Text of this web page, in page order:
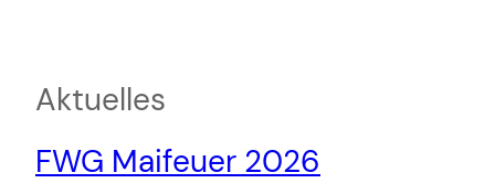
Aktuelles
FWG Maifeuer 2026